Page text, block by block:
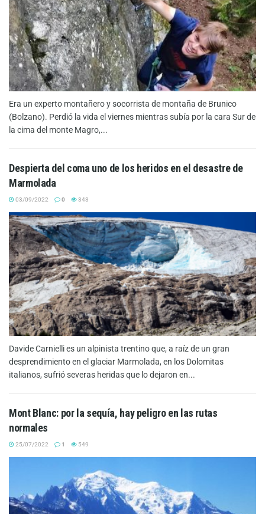
Era un experto montañero y socorrista de montaña de Brunico
(Bolzano). Perdió la vida el viernes mientras subía por la cara Sur de
la cima del monte Magro,...
Despierta del coma uno de los heridos en el desastre de
Marmolada
03/09/2022 0 343
Davide Carnielli es un alpinista trentino que, a raíz de un gran
desprendimiento en el glaciar Marmolada, en los Dolomitas
italianos, sufrió severas heridas que lo dejaron en...
Mont Blanc: por la sequía, hay peligro en las rutas
normales
25/07/2022 1 549